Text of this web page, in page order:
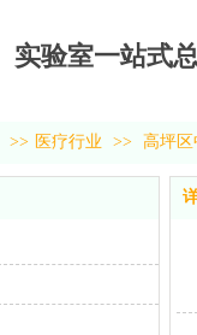
实验室一站式
>> 医疗行业 >> 高坪